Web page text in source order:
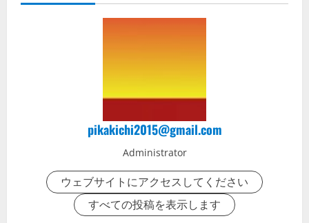
pikakichi2015@gmail.com
Administrator
ウェブサイトにアクセスしてください
すべての投稿を表示します